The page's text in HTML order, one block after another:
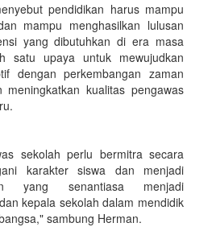
pendidikan harus mampu
mampu menghasilkan lulusan
yang dibutuhkan di era masa
satu upaya untuk mewujudkan
dengan perkembangan zaman
kualitas pengawas
sekolah perlu bermitra secara
karakter siswa dan menjadi
yang senantiasa menjadi
kepala sekolah dalam mendidik
sambung Herman.